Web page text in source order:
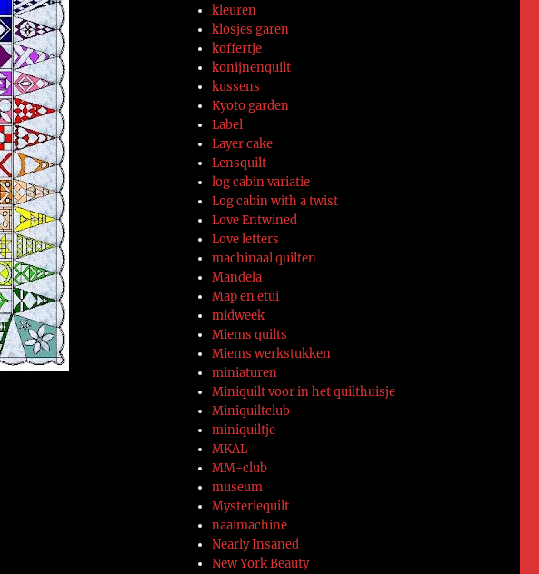
kleuren
klosjes garen
koffertje
konijnenquilt
kussens
Kyoto garden
Label
Layer cake
Lensquilt
log cabin variatie
Log cabin with a twist
Love Entwined
Love letters
machinaal quilten
Mandela
Map en etui
midweek
Miems quilts
Miems werkstukken
miniaturen
Miniquilt voor in het quilthuisje
Miniquiltclub
miniquiltje
MKAL
MM-club
museum
Mysteriequilt
naaimachine
Nearly Insaned
New York Beauty